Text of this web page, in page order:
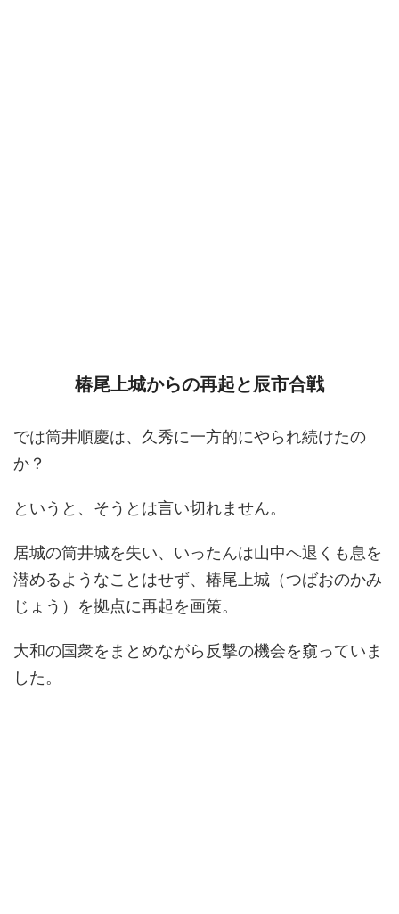
椿尾上城からの再起と辰市合戦
では筒井順慶は、久秀に一方的にやられ続けたの
か？
というと、そうとは言い切れません。
居城の筒井城を失い、いったんは山中へ退くも息を
潜めるようなことはせず、椿尾上城（つばおのかみ
じょう）を拠点に再起を画策。
大和の国衆をまとめながら反撃の機会を窺っていま
した。